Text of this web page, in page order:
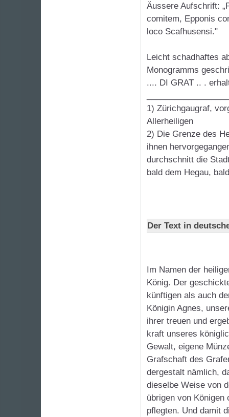
Äussere Aufschrift:
comitem, Epponis
loco Scafhusensi."
Leicht schadhaftes
Monogramms
.... DI GRAT .. .
1) Zürichgaugraf,
Allerheiligen
2) Die Grenze des
ihnen
durchschnitt die
bald dem Hegau,
Der Text in
Im Namen der
König. Der
künftigen als auch
Königin Agnes,
ihrer treuen und
kraft unseres
Gewalt, eigene
Grafschaft des
dergestalt nämlich,
dieselbe Weise von
übrigen von
pflegten. Und damit